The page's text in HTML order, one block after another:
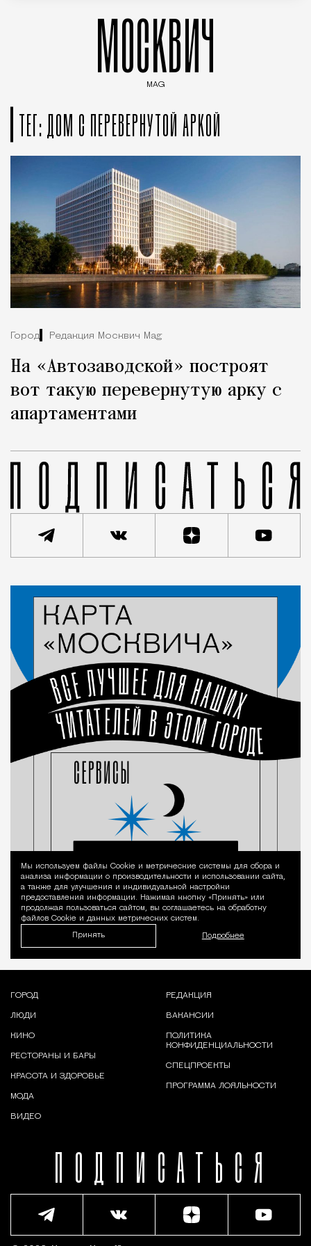
МОСКВИЧ
MAG
ТЕГ: ДОМ С ПЕРЕВЕРНУТОЙ АРКОЙ
Город Редакция Москвич Mag
На «Автозаводской» построят
вот такую перевернутую арку с
апартаментами
Уведомление
Мы используем файлы Сookie и метрические системы для сбора и
анализа информации о производительности и использовании сайта,
а также для улучшения и индивидуальной настройки
предоставления информации. Нажимая кнопку «Принять» или
продолжая пользоваться сайтом, вы соглашаетесь на обработку
файлов Cookie и данных метрических систем.
Принять Подробнее
ПОДПИСАТЬСЯ
ГОРОД
ЛЮДИ
КИНО
РЕСТОРАНЫ И БАРЫ
КРАСОТА И ЗДОРОВЬЕ
МОДА
ВИДЕО
РЕДАКЦИЯ
ВАКАНСИИ
ПОЛИТИКА
КОНФИДЕНЦИАЛЬНОСТИ
СПЕЦПРОЕКТЫ
ПРОГРАММА ЛОЯЛЬНОСТИ